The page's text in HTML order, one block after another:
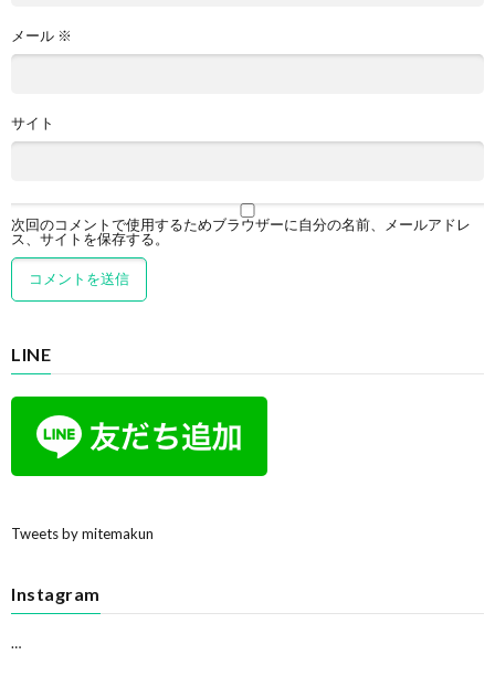
メール ※
サイト
次回のコメントで使用するためブラウザーに自分の名前、メールアドレ
ス、サイトを保存する。
LINE
Tweets by mitemakun
Instagram
…